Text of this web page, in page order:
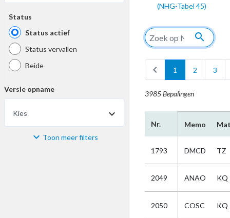
Status
Status actief
Status vervallen
Beide
Versie opname
Kies
Materiaal Toon meer filters
(NHG-Tabel 45)
search
chevron_left 1 2 3
3985 Bepalingen
Nr. Memo
1793 DMCD TZ
2049 ANAO KQ
2050 COSC KQ